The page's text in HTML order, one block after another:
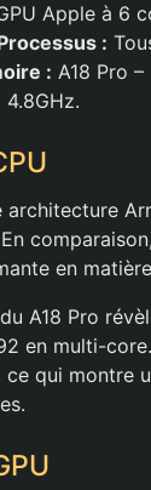
Apple à 6
:
: A18 Pro
4.8GHz.
architecture
en
A18 Pro
en multi-
ce qui montre